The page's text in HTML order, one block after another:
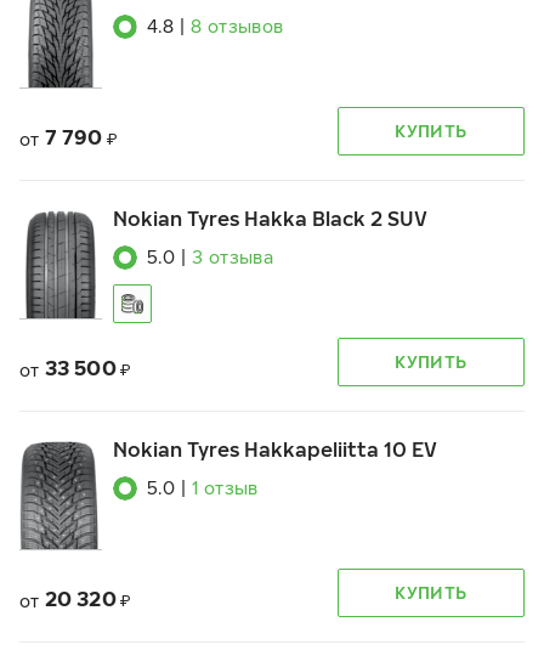
4.8 8 отзывов
от 7 790 ₽ КУПИТЬ
Nokian Tyres Hakka Black 2 SUV
5.0 3 отзыва
от 33 500 ₽ КУПИТЬ
Nokian Tyres Hakkapeliitta 10 EV
5.0 1 отзыв
от 20 320 ₽ КУПИТЬ